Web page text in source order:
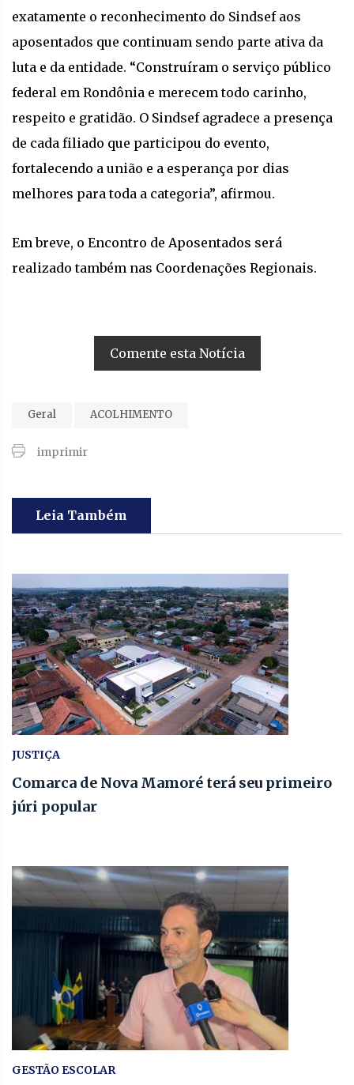
exatamente o reconhecimento do Sindsef aos
aposentados que continuam sendo parte ativa da
luta e da entidade. “Construíram o serviço público
federal em Rondônia e merecem todo carinho,
respeito e gratidão. O Sindsef agradece a presença
de cada filiado que participou do evento,
fortalecendo a união e a esperança por dias
melhores para toda a categoria”, afirmou.
Em breve, o Encontro de Aposentados será
realizado também nas Coordenações Regionais.
Comente esta Notícia
Geral ACOLHIMENTO
imprimir
Leia Também
JUSTIÇA
Comarca de Nova Mamoré terá seu primeiro
júri popular
GESTÃO ESCOLAR